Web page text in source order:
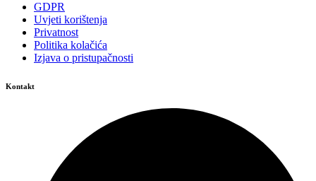
GDPR
Uvjeti korištenja
Privatnost
Politika kolačića
Izjava o pristupačnosti
Kontakt